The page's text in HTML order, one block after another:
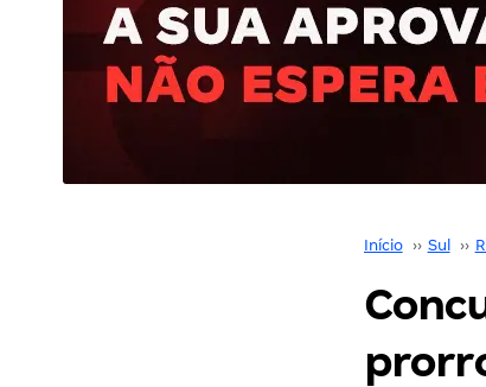
Início ›› Sul ››